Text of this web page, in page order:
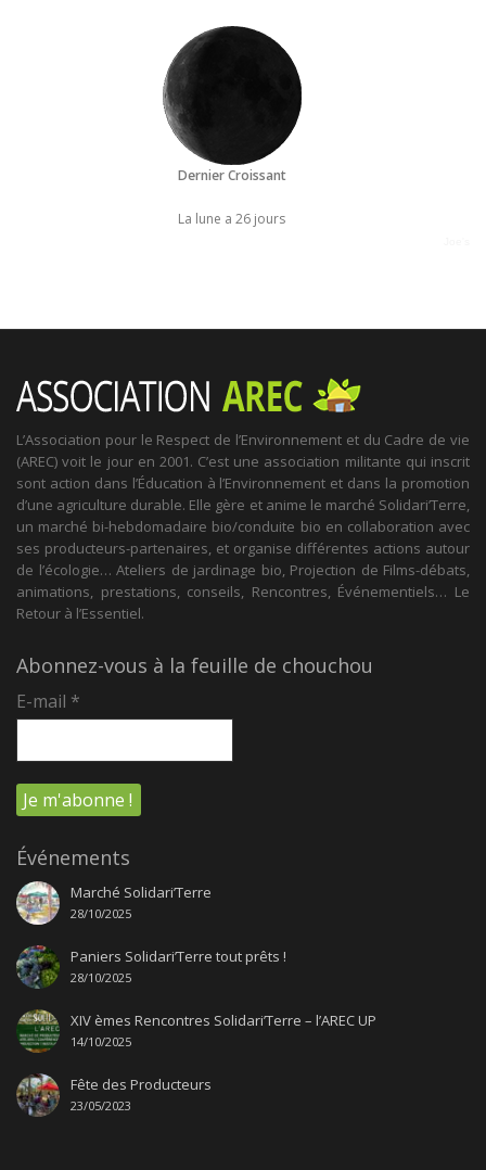
Dernier Croissant
La lune a 26 jours
L’Association pour le Respect de l’Environnement et du Cadre de vie
(AREC) voit le jour en 2001. C’est une association militante qui inscrit
sont action dans l’Éducation à l’Environnement et dans la promotion
d’une agriculture durable. Elle gère et anime le marché Solidari’Terre,
un marché bi-hebdomadaire bio/conduite bio en collaboration avec
ses producteurs-partenaires, et organise différentes actions autour
de l’écologie… Ateliers de jardinage bio, Projection de Films-débats,
animations, prestations, conseils, Rencontres, Événementiels… Le
Retour à l’Essentiel.
Abonnez-vous à la feuille de chouchou
E-mail *
Événements
Marché Solidari’Terre
28/10/2025
Paniers Solidari’Terre tout prêts !
28/10/2025
XIV èmes Rencontres Solidari’Terre – l’AREC UP
14/10/2025
Fête des Producteurs
23/05/2023